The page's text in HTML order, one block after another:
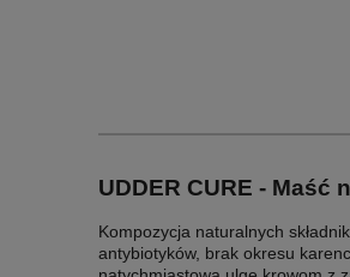
UDDER CURE -
Kompozycja naturalnych
antybiotyków, brak okresu